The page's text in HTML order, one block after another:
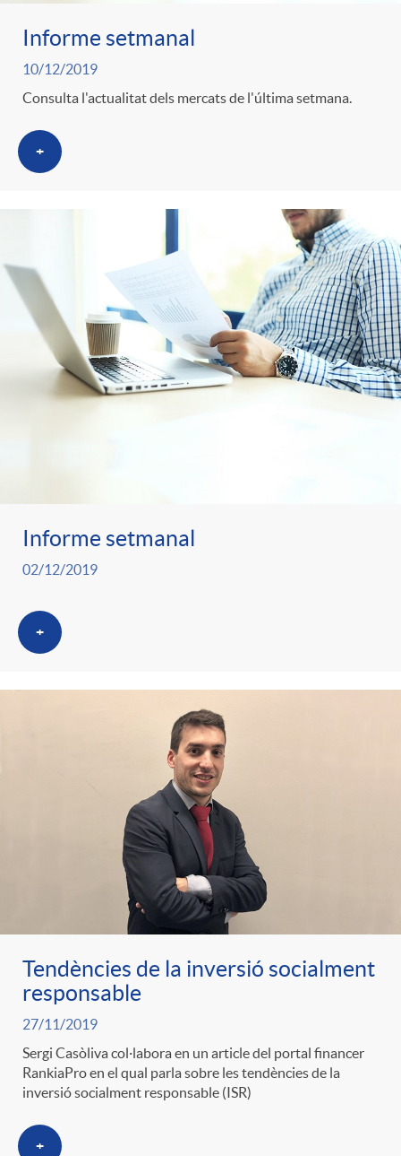
Informe setmanal
10/12/2019
Consulta l'actualitat dels mercats de l'última setmana.
+
Informe setmanal
02/12/2019
+
Tendències de la inversió socialment
responsable
27/11/2019
Sergi Casòliva col·labora en un article del portal financer
RankiaPro en el qual parla sobre les tendències de la
inversió socialment responsable (ISR)
+